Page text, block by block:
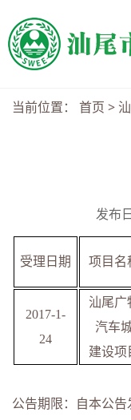
当前位置： 首页 >
发布
受理日期 项目名
201 7-1-
24
汕尾广
汽车
建设项
公告期限：自本公告